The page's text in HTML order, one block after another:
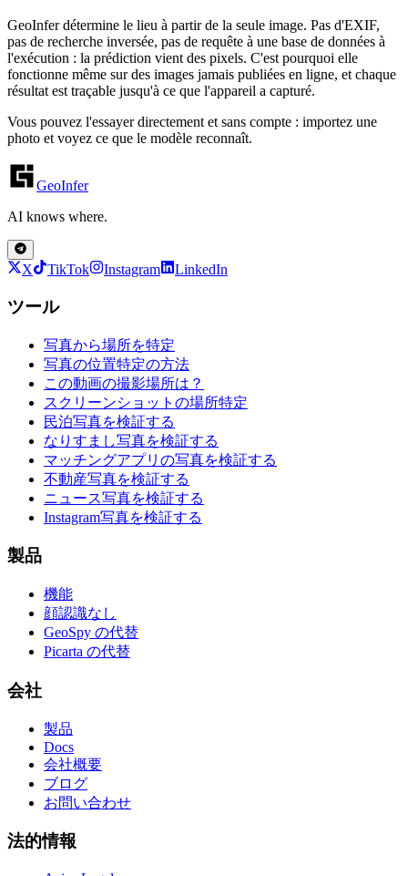
GeoInfer détermine le lieu à partir de la seule image. Pas d'EXIF,
pas de recherche inversée, pas de requête à une base de données à
l'exécution : la prédiction vient des pixels. C'est pourquoi elle
fonctionne même sur des images jamais publiées en ligne, et chaque
résultat est traçable jusqu'à ce que l'appareil a capturé.
Vous pouvez l'essayer directement et sans compte : importez une
photo et voyez ce que le modèle reconnaît.
GeoInfer
AI knows where.
X TikTok Instagram LinkedIn
ツール
写真から場所を特定
写真の位置特定の方法
この動画の撮影場所は？
スクリーンショットの場所特定
民泊写真を検証する
なりすまし写真を検証する
マッチングアプリの写真を検証する
不動産写真を検証する
ニュース写真を検証する
Instagram写真を検証する
製品
機能
顔認識なし
GeoSpy の代替
Picarta の代替
会社
製品
Docs
会社概要
ブログ
お問い合わせ
法的情報